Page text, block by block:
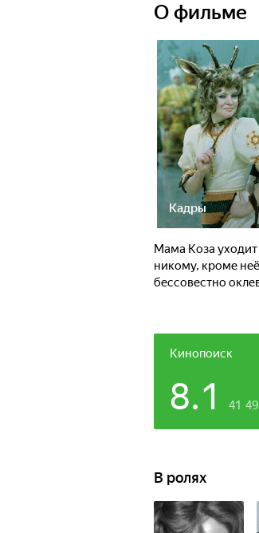
О фильме
Кадры
Мама Коза уходит
никому, кроме
бессовестно
Кинопоиск
8.1 41
В ролях